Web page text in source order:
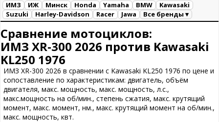
ИМЗ ИЖ Минск Honda Yamaha BMW
Kawasaki
Suzuki
Harley-Davidson Racer Jawa
Все бренды ▾
Сравнение мотоциклов:
ИМЗ XR-300 2026 против Kawasaki
KL250 1976
ИМЗ XR-300 2026 в сравнении с Kawasaki KL250 1976 по цене и
сопоставление по характеристикам: двигатель, объём
двигателя, макс. мощность, макс. мощность, л.с.,
макс.мощность на об/мин., степень сжатия, макс. крутящий
момент, макс. момент, нм., макс. крутящий момент на об/мин.,
макс. мощность, квт.